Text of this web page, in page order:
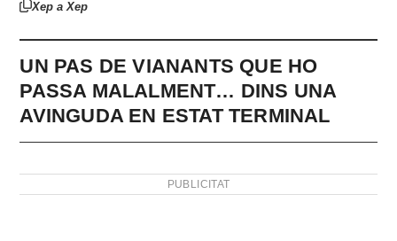
Xep a Xep
UN PAS DE VIANANTS QUE HO
PASSA MALALMENT… DINS UNA
AVINGUDA EN ESTAT TERMINAL
PUBLICITAT